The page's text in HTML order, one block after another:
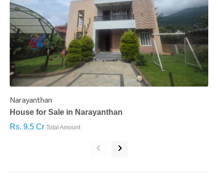
Narayanthan
House for Sale in Narayanthan
Rs. 9.5 Cr Total Amount
‹ ›